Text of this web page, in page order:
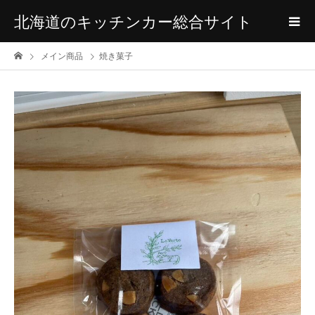
北海道のキッチンカー総合サイト
メイン商品 焼き菓子